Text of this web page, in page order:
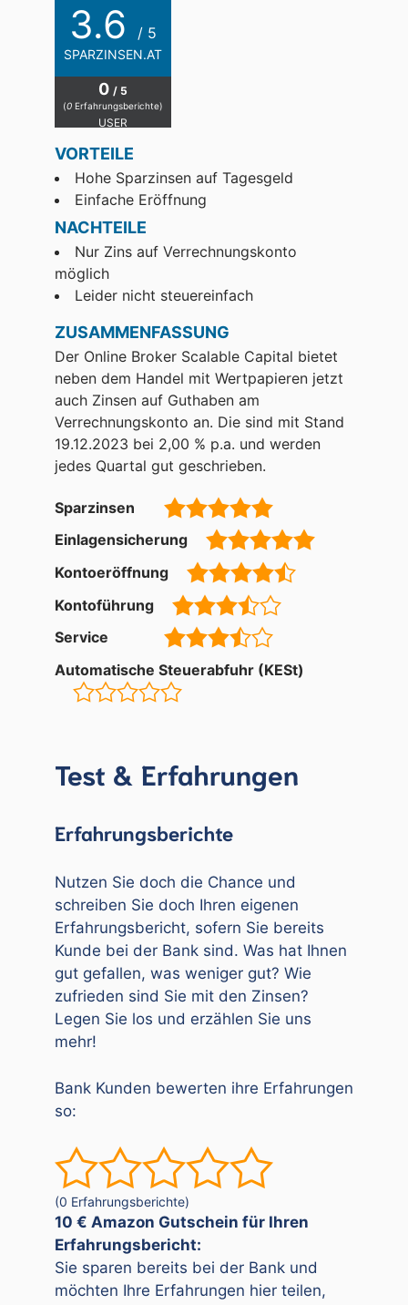
3.6 / 5
SPARZINSEN.AT
0 / 5
(0 Erfahrungsberichte)
USER
VORTEILE
Hohe Sparzinsen auf Tagesgeld
Einfache Eröffnung
NACHTEILE
Nur Zins auf Verrechnungskonto
möglich
Leider nicht steuereinfach
ZUSAMMENFASSUNG
Der Online Broker Scalable Capital bietet
neben dem Handel mit Wertpapieren jetzt
auch Zinsen auf Guthaben am
Verrechnungskonto an. Die sind mit Stand
19.12.2023 bei 2,00 % p.a. und werden
jedes Quartal gut geschrieben.
Sparzinsen
Einlagensicherung
Kontoeröffnung
Kontoführung
Service
Automatische Steuerabfuhr (KESt)
Test & Erfahrungen
Erfahrungsberichte
Nutzen Sie doch die Chance und
schreiben Sie doch Ihren eigenen
Erfahrungsbericht, sofern Sie bereits
Kunde bei der Bank sind. Was hat Ihnen
gut gefallen, was weniger gut? Wie
zufrieden sind Sie mit den Zinsen?
Legen Sie los und erzählen Sie uns
mehr!
Bank Kunden bewerten ihre Erfahrungen
so:
(0 Erfahrungsberichte)
10 € Amazon Gutschein für Ihren
Erfahrungsbericht:
Sie sparen bereits bei der Bank und
möchten Ihre Erfahrungen hier teilen,